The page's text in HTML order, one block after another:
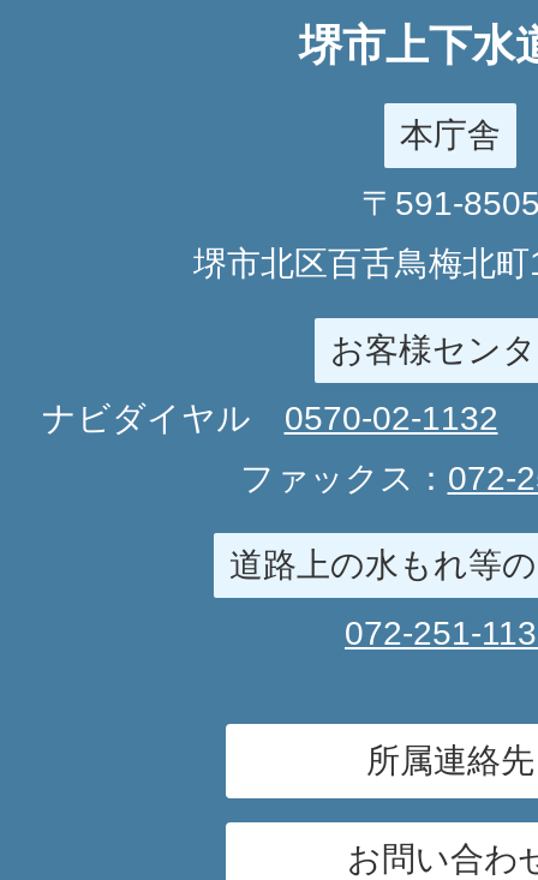
堺市上下水
本庁舎
〒591-
堺市北区百舌鳥梅北
お客様セン
ナビダイヤル 0570-02-1132
ファックス： 072-
道路上の水もれ等
072-251-
所属連絡先
お問い合わ